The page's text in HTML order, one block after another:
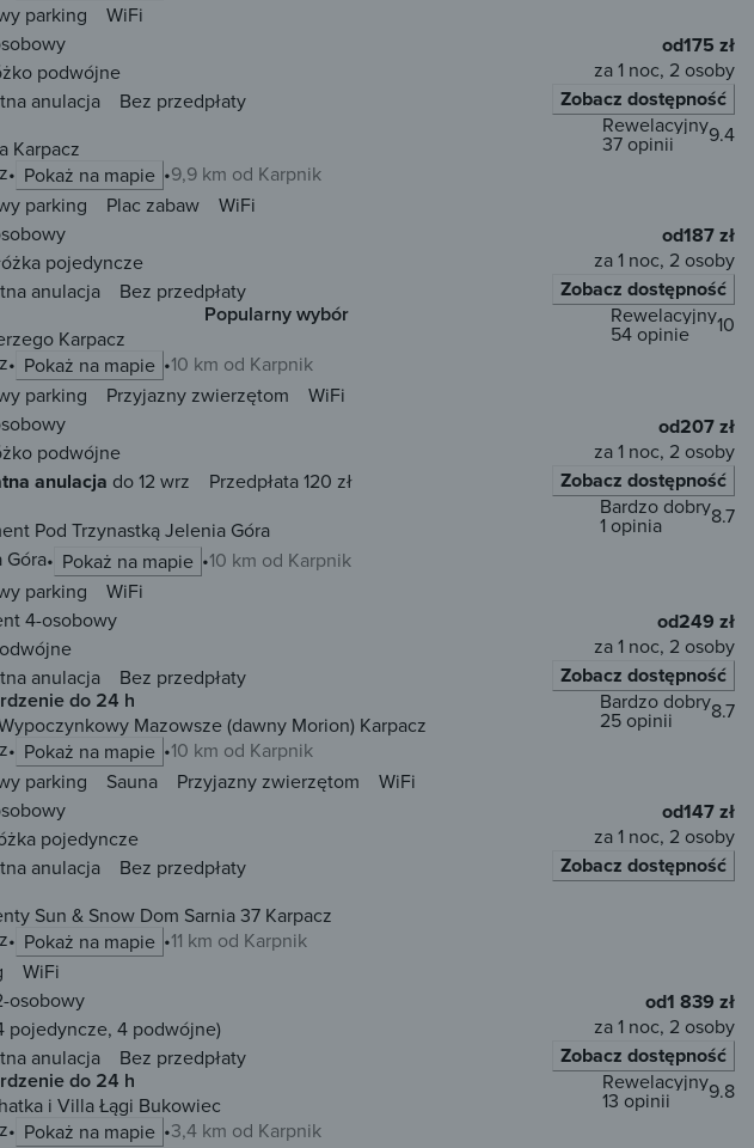
parking
WiFi
podwójne
anulacja
Bez przedpłaty
od175 zł
za 1 noc, 2 osoby
Zobacz dostępność
Karpacz
Pokaż na mapie 9,9 km od Karpnik
9.4
Rewelacyjny
37 opinii
parking Plac zabaw
WiFi
pojedyncze
anulacja
Bez przedpłaty
od187 zł
za 1 noc, 2 osoby
Zobacz dostępność
Popularny wybór
Karpacz
Pokaż na mapie 10 km od Karpnik
10
Rewelacyjny
54 opinie
parking Przyjazny zwierzętom
WiFi
podwójne
anulacja do 12 wrz Przedpłata 120 zł
od207 zł
za 1 noc, 2 osoby
Zobacz dostępność
Pod Trzynastką Jelenia Góra
Góra
Pokaż na mapie 10 km od Karpnik
8.7
Bardzo dobry
1 opinia
parking
WiFi
4-osobowy
anulacja
Bez przedpłaty
od249 zł
za 1 noc, 2 osoby
Zobacz dostępność
do 24 h
Mazowsze (dawny Morion) Karpacz
Pokaż na mapie 10 km od Karpnik
8.7
Bardzo dobry
25 opinii
parking Sauna Przyjazny zwierzętom
WiFi
pojedyncze
anulacja
Bez przedpłaty
od147 zł
za 1 noc, 2 osoby
Zobacz dostępność
Sun & Snow Dom Sarnia 37 Karpacz
Pokaż na mapie
11 km od Karpnik
WiFi
osobowy
pojedyncze, 4 podwójne)
anulacja
Bez przedpłaty
od1 839 zł
za 1 noc, 2 osoby
Zobacz dostępność
do 24 h
Górska Chatka i Villa Łągi Bukowiec
Pokaż na mapie 3,4 km od Karpnik
9.8
Rewelacyjny
13 opinii